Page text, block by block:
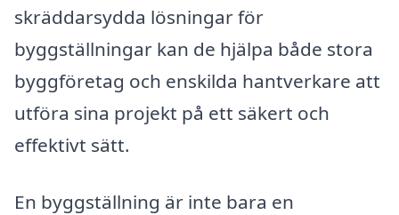
skräddarsydda lösningar för
byggställningar kan de hjälpa både stora
byggföretag och enskilda hantverkare att
utföra sina projekt på ett säkert och
effektivt sätt.
En byggställning är inte bara en